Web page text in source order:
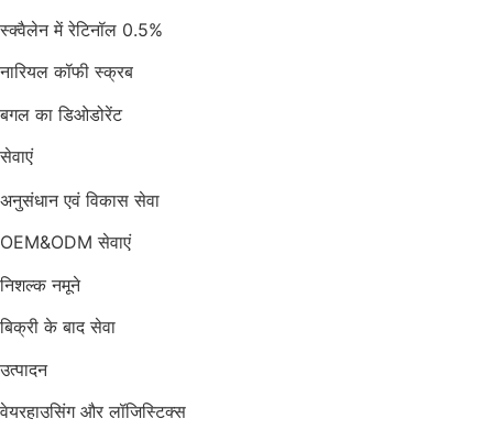
स्क्वैलेन में रेटिनॉल 0.5%
नारियल कॉफी स्क्रब
बगल का डिओडोरेंट
सेवाएं
अनुसंधान एवं विकास सेवा
OEM&ODM सेवाएं
निशल्क नमूने
बिक्री के बाद सेवा
उत्पादन
वेयरहाउसिंग और लॉजिस्टिक्स